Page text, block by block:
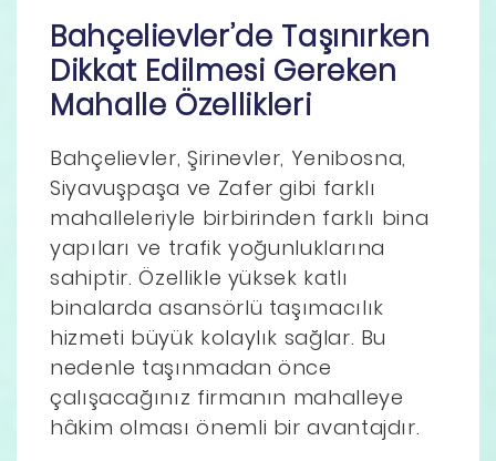
Bahçelievler’de Taşınırken
Dikkat Edilmesi Gereken
Mahalle Özellikleri
Bahçelievler, Şirinevler, Yenibosna,
Siyavuşpaşa ve Zafer gibi farklı
mahalleleriyle birbirinden farklı bina
yapıları ve trafik yoğunluklarına
sahiptir. Özellikle yüksek katlı
binalarda asansörlü taşımacılık
hizmeti büyük kolaylık sağlar. Bu
nedenle taşınmadan önce
çalışacağınız firmanın mahalleye
hâkim olması önemli bir avantajdır.